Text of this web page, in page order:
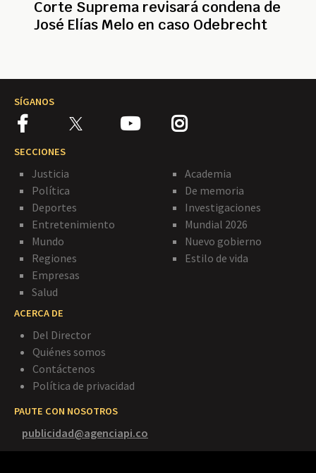
Corte Suprema revisará condena de
José Elías Melo en caso Odebrecht
SÍGANOS
SECCIONES
Justicia
Política
Deportes
Entretenimiento
Mundo
Regiones
Empresas
Salud
Academia
De memoria
Investigaciones
Mundial 2026
Nuevo gobierno
Estilo de vida
ACERCA DE
Del Director
Quiénes somos
Contáctenos
Política de privacidad
PAUTE CON NOSOTROS
publicidad@agenciapi.co